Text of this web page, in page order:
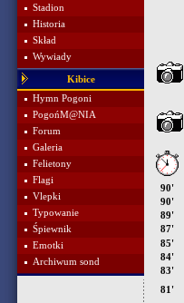
Stadion
Historia
Skład
Wywiady
Kibice
Hymn Pogoni
PogońM@NIA
Forum
Galeria
Felietony
Flagi
Vlepki
Typowanie
Śpiewnik
Emotki
Archiwum sond
90'
90'
89'
87'
85'
84'
83'
81'